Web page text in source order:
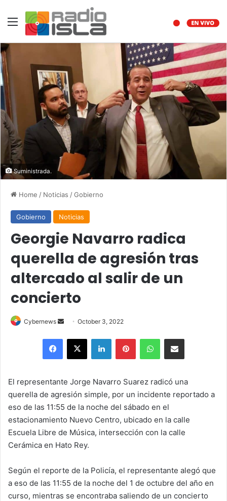
Menu
Suministrada.
Home / Noticias /Gobierno
Gobierno Noticias
Georgie Navarro radica
querella de agresión tras
altercado al salir de un
concierto
Cybernews
Send
email
October 3, 2022
Facebook
X LinkedInPinterestWhatsAppShare via Email
El representante Jorge Navarro Suarez radicó una
querella de agresión simple, por un incidente reportado a
eso de las 11:55 de la noche del sábado en el
estacionamiento Nuevo Centro, ubicado en la calle
Escuela Libre de Música, intersección con la calle
Cerámica en Hato Rey.
Según el reporte de la Policía, el representante alegó que
a eso de las 11:55 de la noche del 1 de octubre del año en
curso, mientras se encontraba saliendo de un concierto